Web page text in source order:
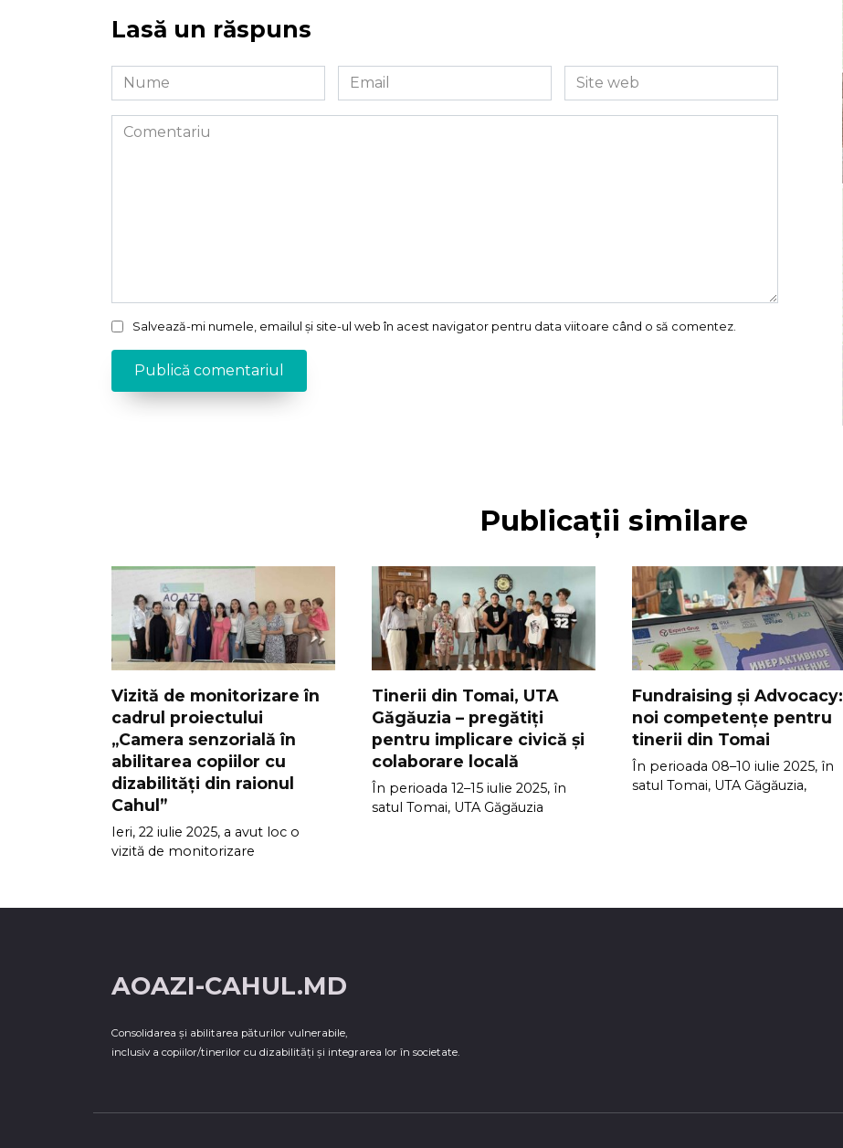
Lasă un răspuns
Nume
*
Email
*
Site
web
Comentariu
Salvează-mi numele, emailul și site-ul web în acest navigator pentru data viitoare când o să comentez.
Publicații similare
Vizită de monitorizare în
cadrul proiectului
„Camera senzorială în
abilitarea copiilor cu
dizabilități din raionul
Cahul”
Ieri, 22 iulie 2025, a avut loc o
vizită de monitorizare
Tinerii din Tomai, UTA
Găgăuzia – pregătiți
pentru implicare civică și
colaborare locală
În perioada 12–15 iulie 2025, în
satul Tomai, UTA Găgăuzia
Fundraising și Advocacy:
noi competențe pentru
tinerii din Tomai
În perioada 08–10 iulie 2025, în
satul Tomai, UTA Găgăuzia,
AOAZI-CAHUL.MD
Consolidarea şi abilitarea păturilor vulnerabile,
inclusiv a copiilor/tinerilor cu dizabilităţi şi integrarea lor în societate.